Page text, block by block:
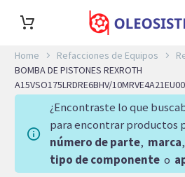
Home Refacciones de Equipos
BOMBA DE PISTONES REXROTH
A15VSO175LRDRE6BHV/
¿Encontraste lo que
para encontrar productos
número de parte, marca,
tipo de componente o